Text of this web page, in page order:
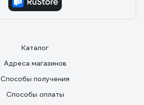
Каталог
Адреса магазинов
Способы получения
Способы оплаты